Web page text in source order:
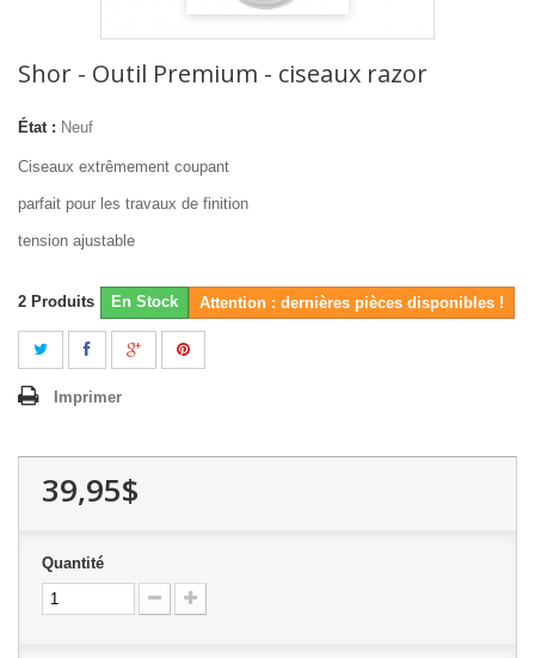
Shor - Outil Premium - ciseaux razor
État : Neuf
Ciseaux extrêmement coupant
parfait pour les travaux de finition
tension ajustable
2 Produits En Stock Attention : dernières pièces disponibles !
Imprimer
39,95$
Quantité